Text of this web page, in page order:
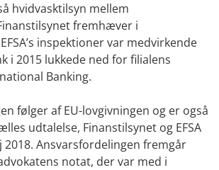
hvidvasktilsyn mellem
fremhæver i
inspektioner var medvirkende
i 2015 lukkede ned for filialens
Banking.
følger af EU-lovgivningen og er også
udtalelse, Finanstilsynet og EFSA
2018. Ansvarsfordelingen fremgår
notat, der var med i